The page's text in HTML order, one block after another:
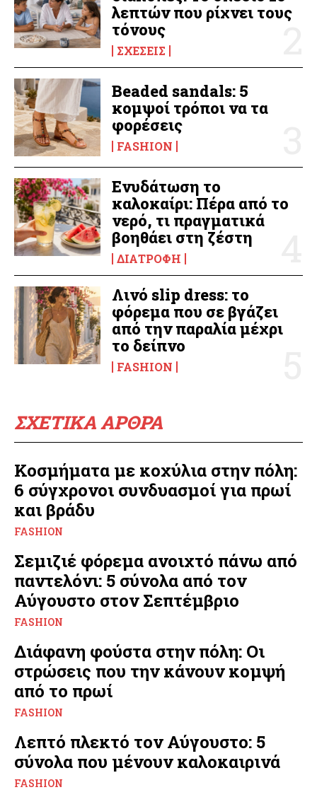
λεπτών που ρίχνει τους
τόνους
ΣΧΈΣΕΙΣ
Beaded sandals: 5
κομψοί τρόποι να τα
φορέσεις
FASHION
Ενυδάτωση το
καλοκαίρι: Πέρα από το
νερό, τι πραγματικά
βοηθάει στη ζέστη
ΔΙΑΤΡΟΦΉ
Λινό slip dress: το
φόρεμα που σε βγάζει
από την παραλία μέχρι
το δείπνο
FASHION
ΣΧΕΤΙΚΑ ΑΡΘΡΑ
Κοσμήματα με κοχύλια στην πόλη:
6 σύγχρονοι συνδυασμοί για πρωί
και βράδυ
FASHION
Σεμιζιέ φόρεμα ανοιχτό πάνω από
παντελόνι: 5 σύνολα από τον
Αύγουστο στον Σεπτέμβριο
FASHION
Διάφανη φούστα στην πόλη: Οι
στρώσεις που την κάνουν κομψή
από το πρωί
FASHION
Λεπτό πλεκτό τον Αύγουστο: 5
σύνολα που μένουν καλοκαιρινά
FASHION